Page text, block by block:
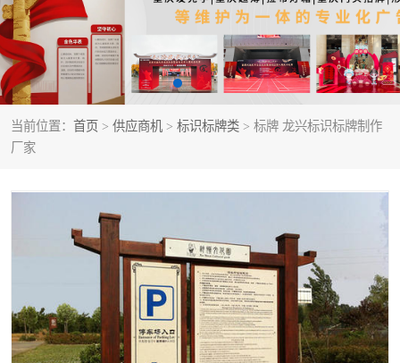
当前位置： 首页 > 供应商机 > 标识标牌类 > 标牌 龙兴标识标牌制作
厂家
灯箱类 形象墙类
标识标牌类 写真喷绘类
展架 条幅